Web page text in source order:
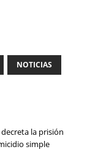
NOTICIAS
la prisión
simple